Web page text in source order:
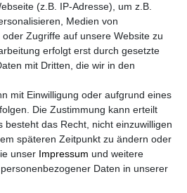
(z.B. IP-Adresse), um z.B.
Medien von
Zugriffe auf unsere Website zu
erfolgt erst durch gesetzte
mit Dritten, die wir in den
mit Einwilligung oder aufgrund eines
Die Zustimmung kann erteilt
besteht das Recht, nicht einzuwilligen
späteren Zeitpunkt zu ändern oder
unser Impressum und weitere
Daten in unserer